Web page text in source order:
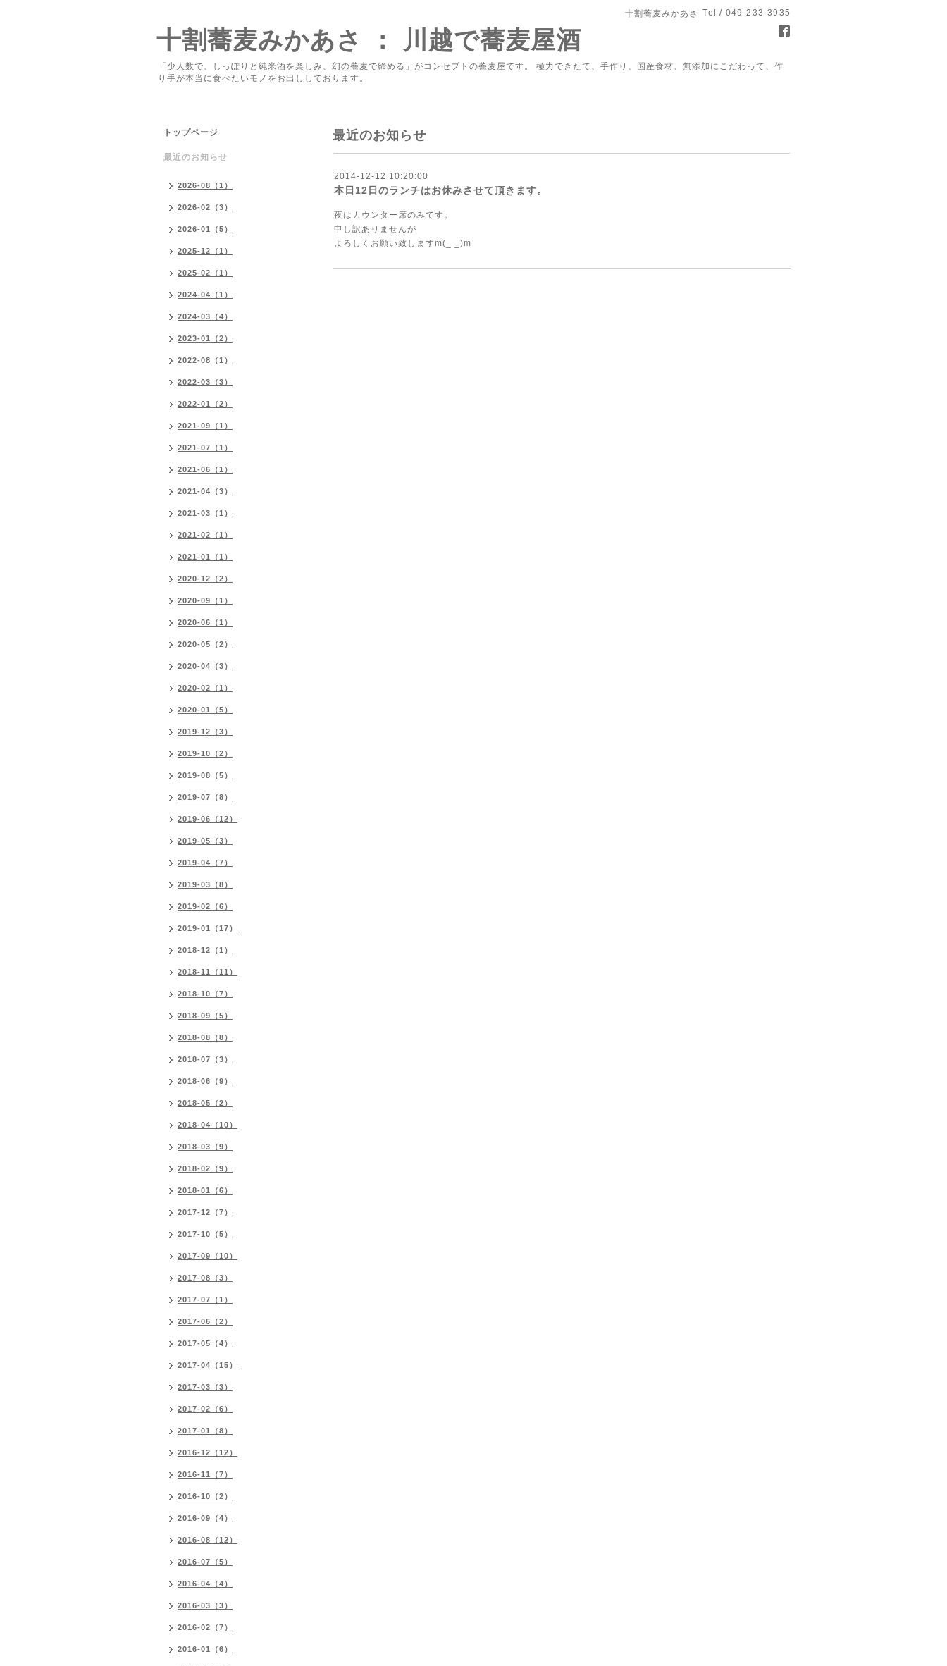
十割蕎麦みかあさ Tel / 049-233-3935
十割蕎麦みかあさ ： 川越で蕎麦屋酒
「少人数で、しっぽりと純米酒を楽しみ、幻の蕎麦で締める」がコンセプトの蕎麦屋です。 極力できたて、手作り、国産食材、無添加にこだわって、作
り手が本当に食べたいモノをお出ししております。
最近のお知らせ
2014-12-12 10:20:00
本日12日のランチはお休みさせて頂きます。
夜はカウンター席のみです。
申し訳ありませんが
よろしくお願い致しますm(_ _)m
トップページ
最近のお知らせ
2026-08（1）
2026-02（3）
2026-01（5）
2025-12（1）
2025-02（1）
2024-04（1）
2024-03（4）
2023-01（2）
2022-08（1）
2022-03（3）
2022-01（2）
2021-09（1）
2021-07（1）
2021-06（1）
2021-04（3）
2021-03（1）
2021-02（1）
2021-01（1）
2020-12（2）
2020-09（1）
2020-06（1）
2020-05（2）
2020-04（3）
2020-02（1）
2020-01（5）
2019-12（3）
2019-10（2）
2019-08（5）
2019-07（8）
2019-06（12）
2019-05（3）
2019-04（7）
2019-03（8）
2019-02（6）
2019-01（17）
2018-12（1）
2018-11（11）
2018-10（7）
2018-09（5）
2018-08（8）
2018-07（3）
2018-06（9）
2018-05（2）
2018-04（10）
2018-03（9）
2018-02（9）
2018-01（6）
2017-12（7）
2017-10（5）
2017-09（10）
2017-08（3）
2017-07（1）
2017-06（2）
2017-05（4）
2017-04（15）
2017-03（3）
2017-02（6）
2017-01（8）
2016-12（12）
2016-11（7）
2016-10（2）
2016-09（4）
2016-08（12）
2016-07（5）
2016-04（4）
2016-03（3）
2016-02（7）
2016-01（6）